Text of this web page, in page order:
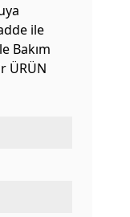
ile
Bakım
ÜRÜN